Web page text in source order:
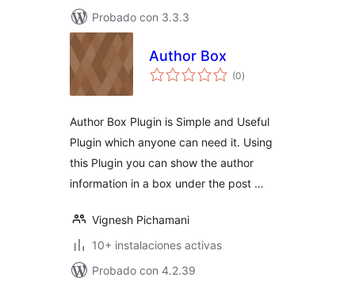
Probado con 3.3.3
Author Box
(0evaluación
total
)
Author Box Plugin is Simple and Useful
Plugin which anyone can need it. Using
this Plugin you can show the author
information in a box under the post …
Vignesh Pichamani
10+ instalaciones activas
Probado con 4.2.39